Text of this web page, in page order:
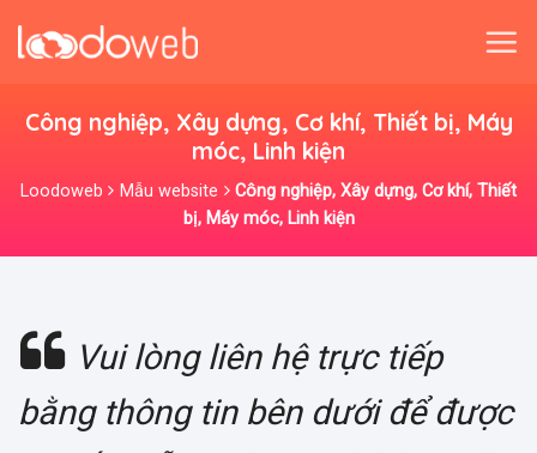
Công nghiệp, Xây dựng, Cơ khí, Thiết bị, Máy
móc, Linh kiện
Loodoweb Mẫu website
Công nghiệp, Xây dựng, Cơ khí, Thiết
bị, Máy móc, Linh kiện
Vui lòng liên hệ trực tiếp
bằng thông tin bên dưới để được